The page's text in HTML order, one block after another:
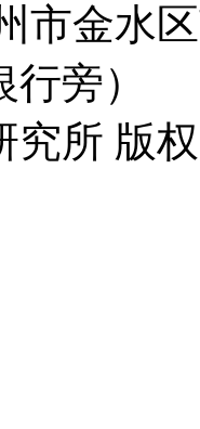
市金水
旁）
究所 版